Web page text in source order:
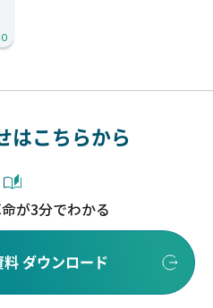
はこちらから
が3分でわかる
ダウンロード